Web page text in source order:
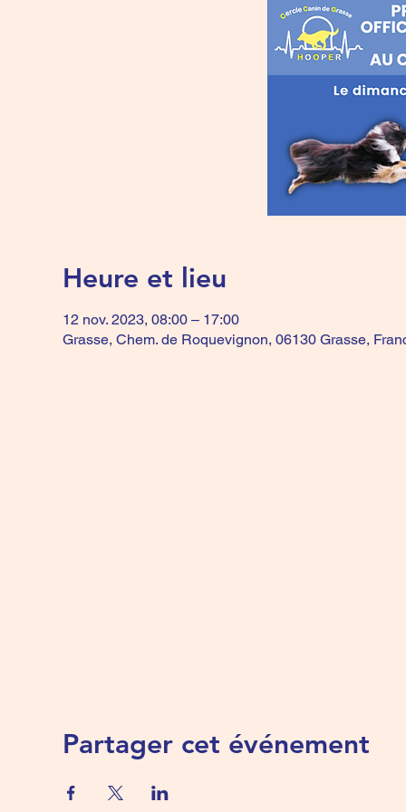
Heure et lieu
12 nov. 2023, 08:00 – 17:00
Grasse, Chem. de Roquevignon, 06130 Grasse,
Partager cet événement